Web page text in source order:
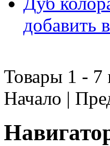
добавить
Товары 1 - 7
Начало |